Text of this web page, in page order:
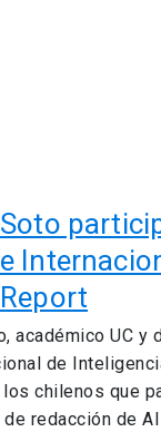
académico UC y
de
chilenos que
redacción de